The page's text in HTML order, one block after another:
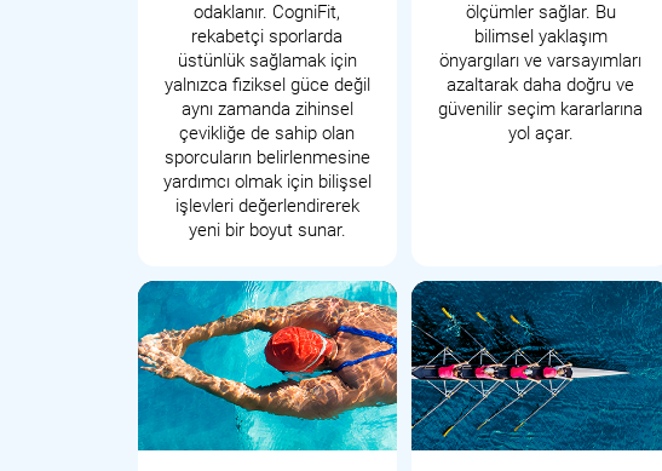
odaklanır. CogniFit,
rekabetçi sporlarda
üstünlük sağlamak için
yalnızca fiziksel güce değil
aynı zamanda zihinsel
çevikliğe de sahip olan
sporcuların belirlenmesine
yardımcı olmak için bilişsel
işlevleri değerlendirerek
yeni bir boyut sunar.
ölçümler sağlar. Bu
bilimsel yaklaşım
önyargıları ve varsayımları
azaltarak daha doğru ve
güvenilir seçim kararlarına
yol açar.